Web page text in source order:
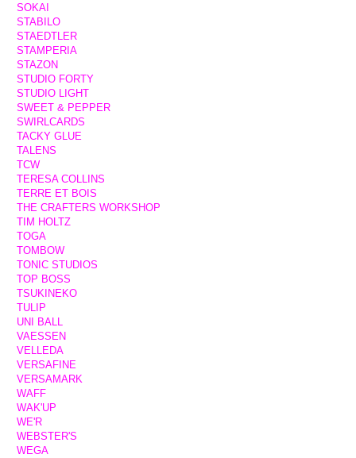
SOKAI
STABILO
STAEDTLER
STAMPERIA
STAZON
STUDIO FORTY
STUDIO LIGHT
SWEET & PEPPER
SWIRLCARDS
TACKY GLUE
TALENS
TCW
TERESA COLLINS
TERRE ET BOIS
THE CRAFTERS WORKSHOP
TIM HOLTZ
TOGA
TOMBOW
TONIC STUDIOS
TOP BOSS
TSUKINEKO
TULIP
UNI BALL
VAESSEN
VELLEDA
VERSAFINE
VERSAMARK
WAFF
WAK'UP
WE'R
WEBSTER'S
WEGA